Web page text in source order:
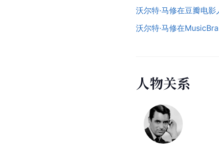
沃尔特·马修在豆瓣电
沃尔特·马修在
人物关系